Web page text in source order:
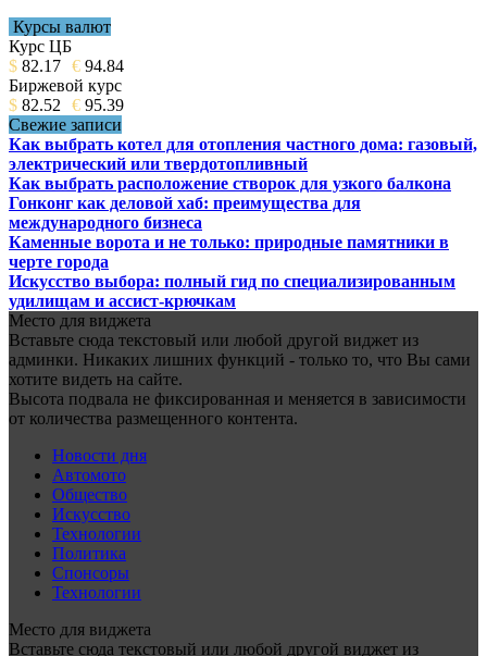
Курсы валют
Курс ЦБ
$ 82.17 € 94.84
Биржевой курс
$ 82.52 € 95.39
Свежие записи
Как выбрать котел для отопления частного дома: газовый,
электрический или твердотопливный
Как выбрать расположение створок для узкого балкона
Гонконг как деловой хаб: преимущества для
международного бизнеса
Каменные ворота и не только: природные памятники в
черте города
Искусство выбора: полный гид по специализированным
удилищам и ассист-крючкам
Место для виджета
Вставьте сюда текстовый или любой другой виджет из
админки. Никаких лишних функций - только то, что Вы сами
хотите видеть на сайте.
Высота подвала не фиксированная и меняется в зависимости
от количества размещенного контента.
Новости дня
Автомото
Общество
Искусство
Технологии
Политика
Спонсоры
Технологии
Место для виджета
Вставьте сюда текстовый или любой другой виджет из